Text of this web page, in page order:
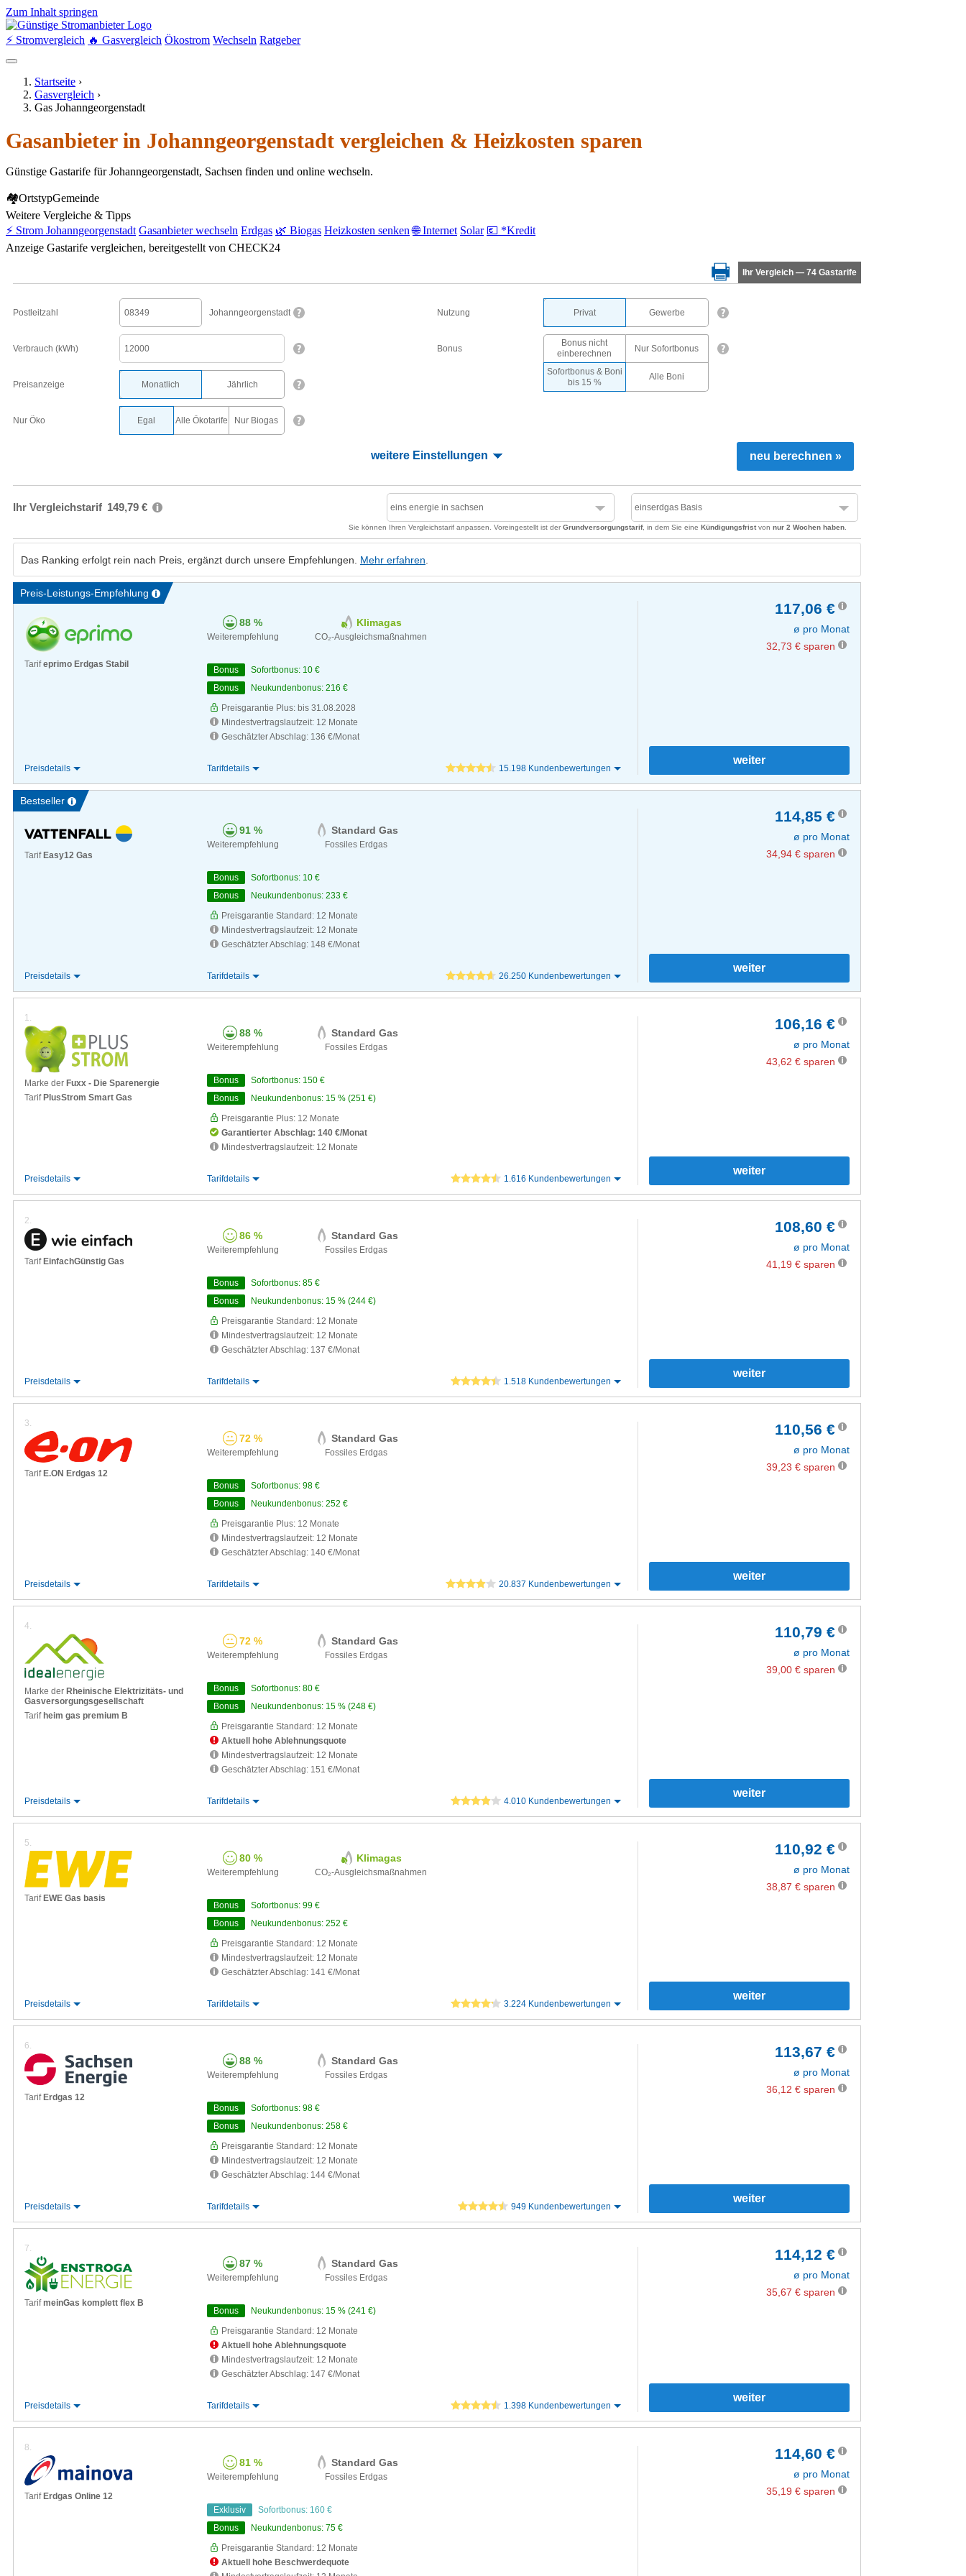
Zum Inhalt springen
⚡ Stromvergleich 🔥 Gasvergleich Ökostrom Wechseln Ratgeber
Startseite ›
Gasvergleich ›
Gas Johanngeorgenstadt
Gasanbieter in Johanngeorgenstadt vergleichen & Heizkosten sparen
Günstige Gastarife für Johanngeorgenstadt, Sachsen finden und online wechseln.
🏘OrtstypGemeinde
Weitere Vergleiche & Tipps
⚡ Strom Johanngeorgenstadt Gasanbieter wechseln Erdgas 🌿 Biogas Heizkosten senken 🌐 Internet Solar 💶 *Kredit
Anzeige Gastarife vergleichen, bereitgestellt von CHECK24